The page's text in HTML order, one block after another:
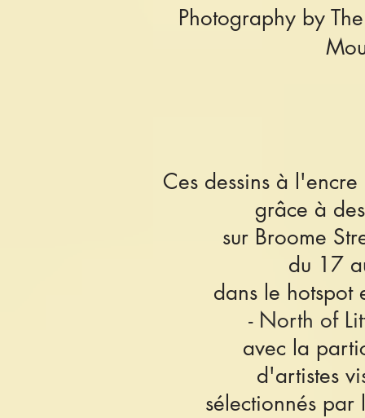
Photography by
Ces dessins à
grâce à
sur Broome
du 17
dans le hotspot
- North of
avec la
d'artistes
sélectionnés